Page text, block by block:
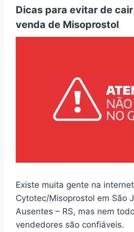
Dicas para evitar de
venda de Misoprostol
Existe muita gente na
Cytotec/Misoprostol em São
Ausentes – RS, mas nem
vendedores são confiáveis.